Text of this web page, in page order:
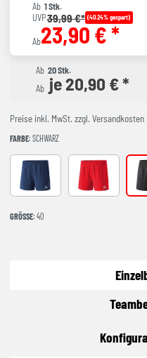
Ab 1 Stk.
UVP39,99 €* (40.24% gespart)
Ab23,90 € *
Ab 20 Stk.
Ab je 20,90 € *
Preise inkl. MwSt. zzgl. Versandkosten
FARBE: SCHWARZ
new navy rot
GRÖSSE : 40